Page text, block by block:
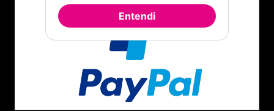
Entendi